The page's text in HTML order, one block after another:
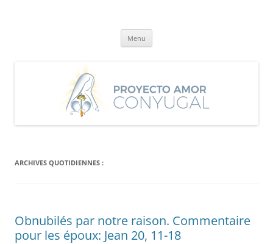
Menu
ARCHIVES QUOTIDIENNES :
Obnubilés par notre raison. Commentaire
pour les époux: Jean 20, 11-18